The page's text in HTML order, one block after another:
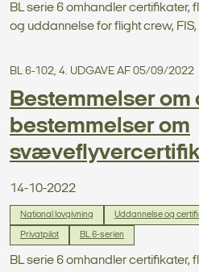
BL serie 6 omhandler certifikater,
og uddannelse for flight crew, FIS,
BL 6-102, 4. UDGAVE AF 05/09/2022
Bestemmelser
bestemmelser om
14-10-2022
National lovgivning Uddannelse og
Privatpilot BL 6-serien
BL serie 6 omhandler certifikater,